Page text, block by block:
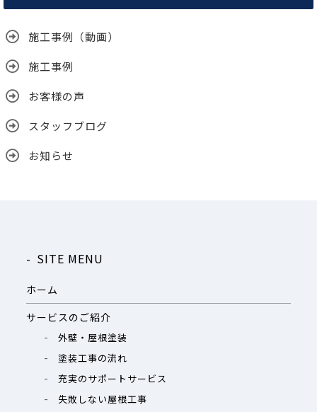
ブ
施工事例（動画）
施工事例
お客様の声
スタッフブログ
お知らせ
SITE MENU
ホーム
サービスのご紹介
外壁・屋根塗装
塗装工事の流れ
充実のサポートサービス
失敗しない屋根工事